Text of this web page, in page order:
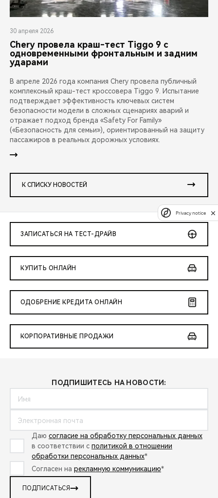
30 апреля 2026
Chery провела краш-тест Tiggo 9 с
одновременными фронтальным и задним
ударами
В апреле 2026 года компания Chery провела публичный
комплексный краш-тест кроссовера Tiggo 9. Испытание
подтверждает эффективность ключевых систем
безопасности модели в сложных сценариях аварий и
отражает подход бренда «Safety For Family»
(«Безопасность для семьи»), ориентированный на защиту
пассажиров в реальных дорожных условиях.
К СПИСКУ НОВОСТЕЙ
ЗАПИСАТЬСЯ НА ТЕСТ-ДРАЙВ
КУПИТЬ ОНЛАЙН
ОДОБРЕНИЕ КРЕДИТА ОНЛАЙН
КОРПОРАТИВНЫЕ ПРОДАЖИ
ПОДПИШИТЕСЬ НА НОВОСТИ:
Даю согласие на обработку персональных данных
в соответствии с политикой в отношении
обработки персональных данных*
Согласен на рекламную коммуникацию*
ПОДПИСАТЬСЯ
Privacy notice